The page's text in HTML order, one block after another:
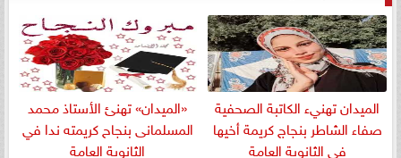
الميدان تهنيء الكاتبة الصحفية
صفاء الشاطر بنجاج كريمة أخيها
في الثانوية العامة
«الميدان» تهنئ الأستاذ محمد
المسلمانى بنجاح كريمته ندا في
الثانوية العامة